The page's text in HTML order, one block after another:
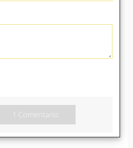
1 Comentario